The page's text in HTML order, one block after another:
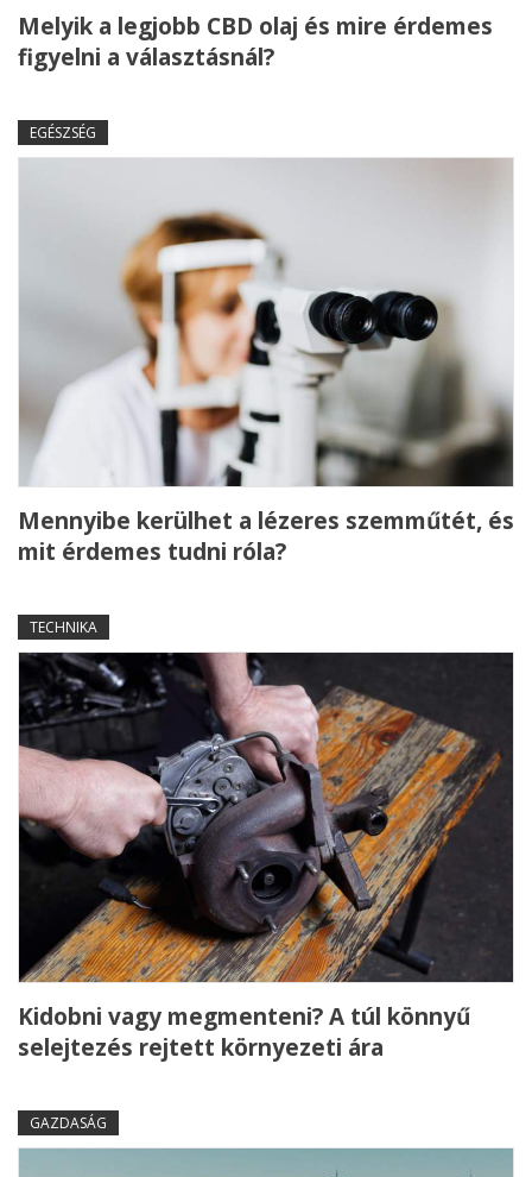
Melyik a legjobb CBD olaj és mire érdemes
figyelni a választásnál?
EGÉSZSÉG
Mennyibe kerülhet a lézeres szemműtét, és
mit érdemes tudni róla?
TECHNIKA
Kidobni vagy megmenteni? A túl könnyű
selejtezés rejtett környezeti ára
GAZDASÁG